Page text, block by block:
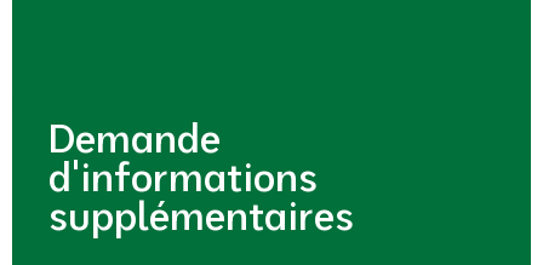
Demande
d'informations
supplémentaires